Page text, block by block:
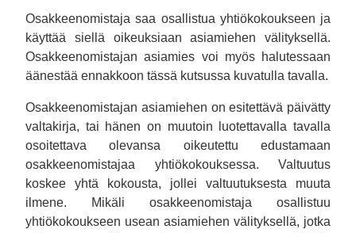
Osakkeenomistaja saa osallistua yhtiökokoukseen ja
käyttää siellä oikeuksiaan asiamiehen välityksellä.
Osakkeenomistajan asiamies voi myös halutessaan
äänestää ennakkoon tässä kutsussa kuvatulla tavalla.
Osakkeenomistajan asiamiehen on esitettävä päivätty
valtakirja, tai hänen on muutoin luotettavalla tavalla
osoitettava olevansa oikeutettu edustamaan
osakkeenomistajaa yhtiökokouksessa. Valtuutus
koskee yhtä kokousta, jollei valtuutuksesta muuta
ilmene. Mikäli osakkeenomistaja osallistuu
yhtiökokoukseen usean asiamiehen välityksellä, jotka